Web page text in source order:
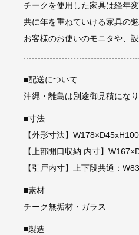
チークを使用した家具は経年
共に年を重ねていける家具の
お客様のお使いのモニタや、
■配送について
沖縄・離島は別途御見積にな
■寸法
【外形寸法】
【上部開口収納 内寸】
【引戸内寸】上下段共通：
■素材
チーク無垢材・ガラス
■製造